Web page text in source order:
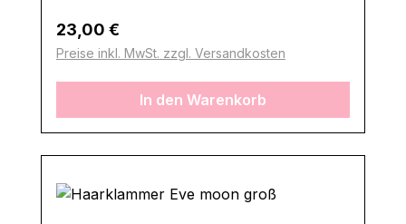
Regulärer Preis:
23,00 €
Preise inkl. MwSt. zzgl. Versandkosten
In den Warenkorb